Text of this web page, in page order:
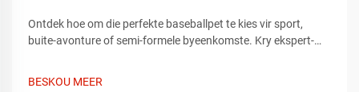
Ontdek hoe om die perfekte baseballpet te kies vir sport,
buite-avonture of semi-formele byeenkomste. Kry ekspert-
BESKOU MEER